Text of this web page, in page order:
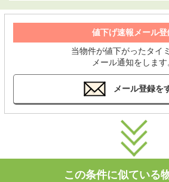
値下げ速報メール登
当物件が値下がったタイ
メール通知をします
メール登録を
この条件に似ている